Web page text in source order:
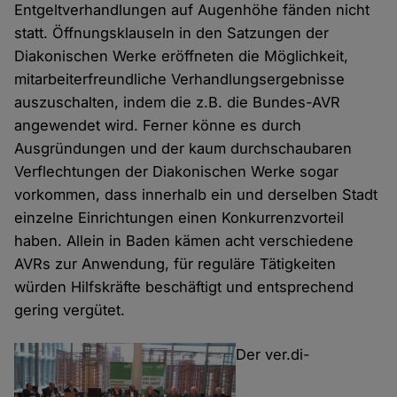
Entgeltverhandlungen auf Augenhöhe fänden nicht
statt. Öffnungsklauseln in den Satzungen der
Diakonischen Werke eröffneten die Möglichkeit,
mitarbeiterfreundliche Verhandlungsergebnisse
auszuschalten, indem die z.B. die Bundes-AVR
angewendet wird. Ferner könne es durch
Ausgründungen und der kaum durchschaubaren
Verflechtungen der Diakonischen Werke sogar
vorkommen, dass innerhalb ein und derselben Stadt
einzelne Einrichtungen einen Konkurrenzvorteil
haben. Allein in Baden kämen acht verschiedene
AVRs zur Anwendung, für reguläre Tätigkeiten
würden Hilfskräfte beschäftigt und entsprechend
gering vergütet.
Der ver.di-